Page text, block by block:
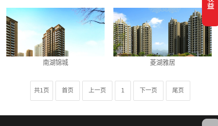
南湖锦城 菱湖雅居
共1页 首页 上一页 1 下一页 尾页